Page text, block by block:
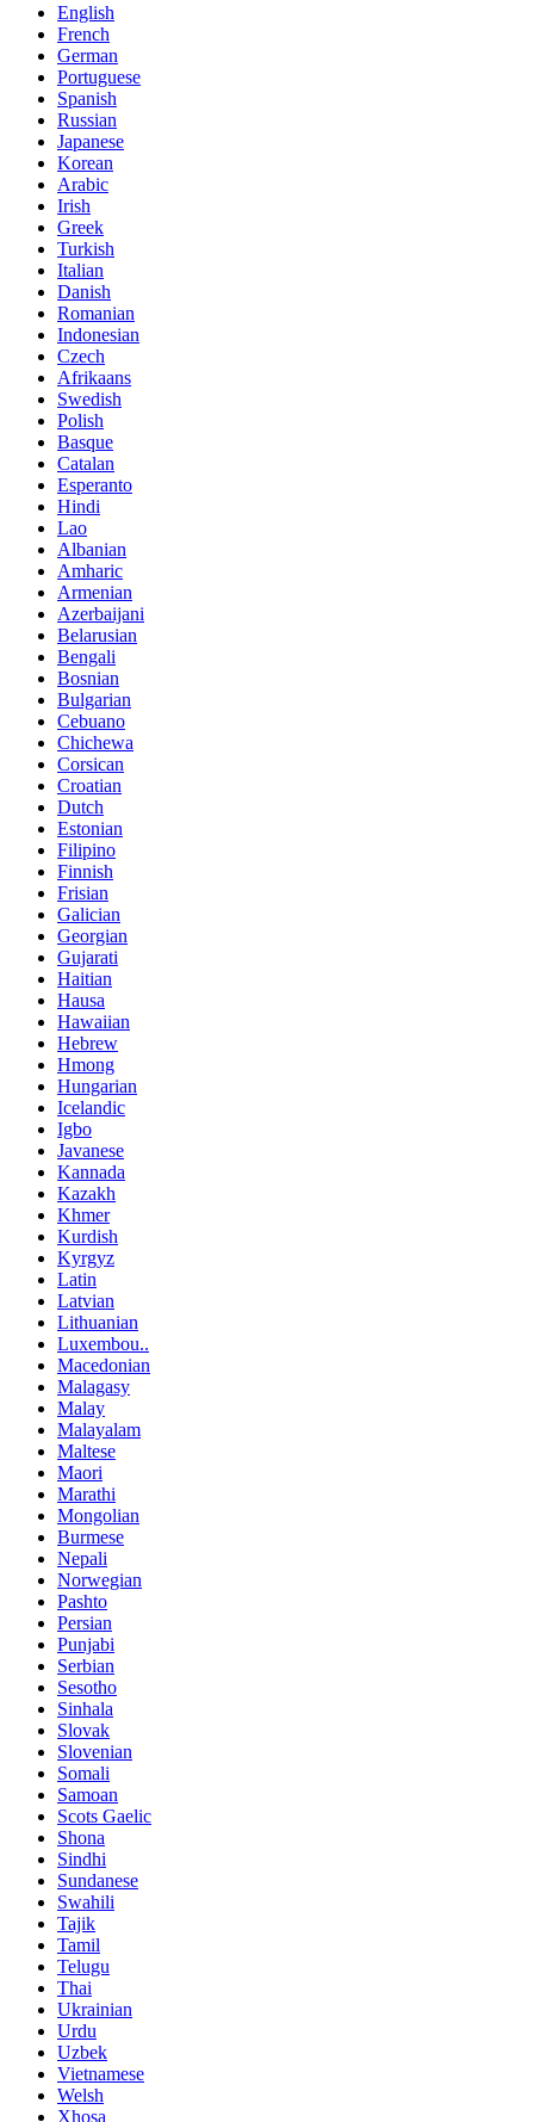
English
French
German
Portuguese
Spanish
Russian
Japanese
Korean
Arabic
Irish
Greek
Turkish
Italian
Danish
Romanian
Indonesian
Czech
Afrikaans
Swedish
Polish
Basque
Catalan
Esperanto
Hindi
Lao
Albanian
Amharic
Armenian
Azerbaijani
Belarusian
Bengali
Bosnian
Bulgarian
Cebuano
Chichewa
Corsican
Croatian
Dutch
Estonian
Filipino
Finnish
Frisian
Galician
Georgian
Gujarati
Haitian
Hausa
Hawaiian
Hebrew
Hmong
Hungarian
Icelandic
Igbo
Javanese
Kannada
Kazakh
Khmer
Kurdish
Kyrgyz
Latin
Latvian
Lithuanian
Luxembou..
Macedonian
Malagasy
Malay
Malayalam
Maltese
Maori
Marathi
Mongolian
Burmese
Nepali
Norwegian
Pashto
Persian
Punjabi
Serbian
Sesotho
Sinhala
Slovak
Slovenian
Somali
Samoan
Scots Gaelic
Shona
Sindhi
Sundanese
Swahili
Tajik
Tamil
Telugu
Thai
Ukrainian
Urdu
Uzbek
Vietnamese
Welsh
Xhosa